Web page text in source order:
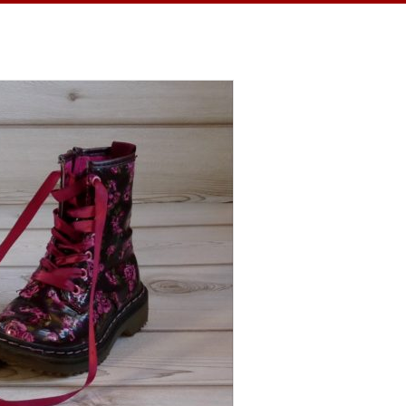
Jahr habe ich täglich eine Sache
verhalf mir zu einem dankbaren
Teil, ein kurzer Moment
Momente feiern…